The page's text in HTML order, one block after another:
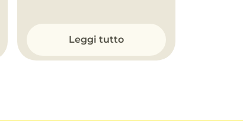
Leggi tutto